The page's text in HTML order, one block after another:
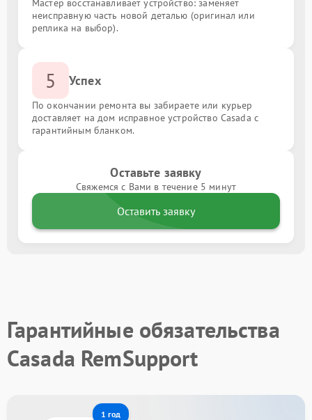
Мастер восстанавливает устройство: заменяет
неисправную часть новой деталью (оригинал или
реплика на выбор).
5 Успех
По окончании ремонта вы забираете или курьер
доставляет на дом исправное устройство Casada с
гарантийным бланком.
Оставьте заявку
Свяжемся с Вами в течение 5 минут
Оставить заявку
Гарантийные обязательства
Casada RemSupport
1 год